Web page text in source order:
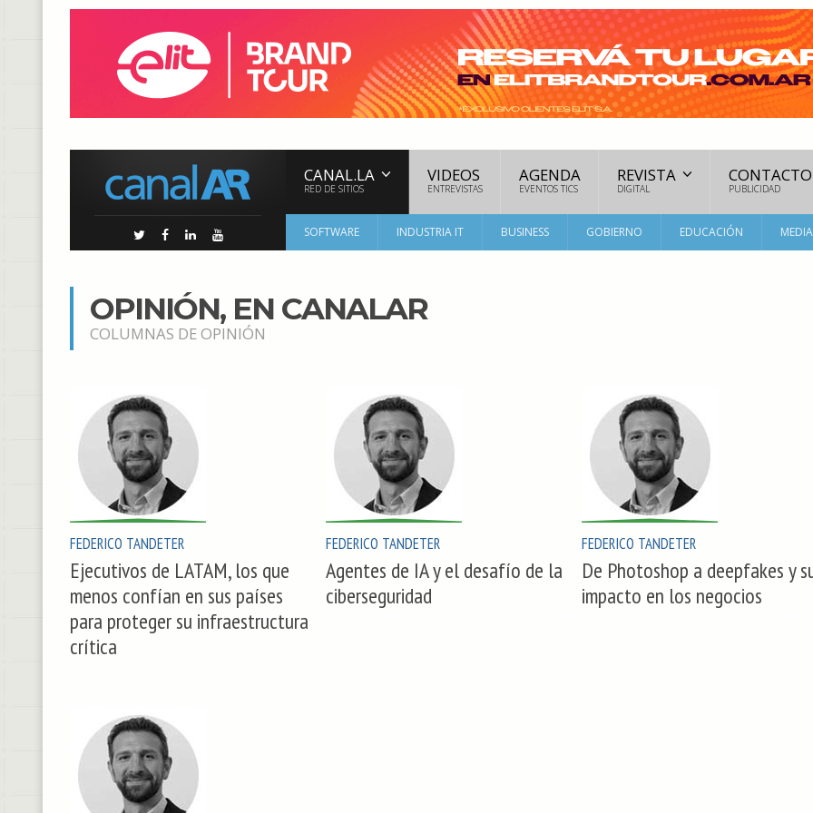
CANAL.LA
RED DE SITIOS
VIDEOS
ENTREVISTAS
AGENDA
EVENTOS TICS
REVISTA
DIGITAL
CONTACTO
PUBLICIDAD
SOFTWARE INDUSTRIA IT BUSINESS GOBIERNO EDUCACIÓN
OPINIÓN, EN CANALAR
COLUMNAS DE OPINIÓN
FEDERICO TANDETER
Ejecutivos de LATAM, los que
menos confían en sus países
para proteger su infraestructura
crítica
FEDERICO TANDETER
Agentes de IA y el desafío de la
ciberseguridad
FEDERICO TANDETER
De Photoshop a deepfakes y
impacto en los negocios